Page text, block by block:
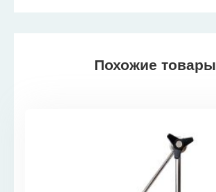
Похожие товары